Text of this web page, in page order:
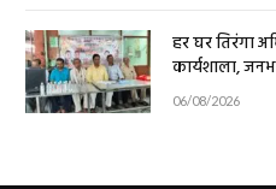
हर घर तिरंगा
कार्यशाला,
06/08/2026